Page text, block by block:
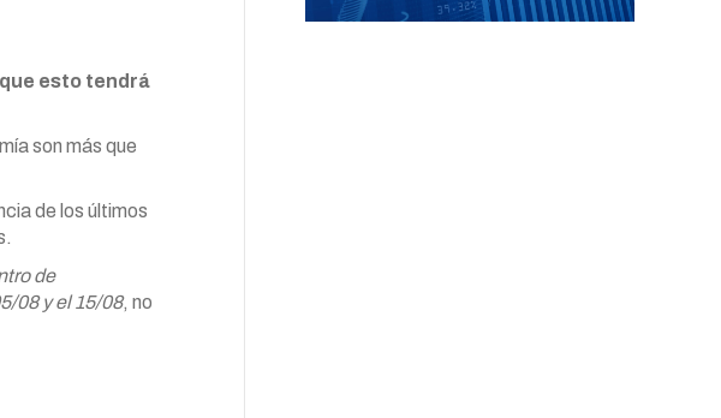
esto tendrá
son más que
de los últimos
de
08 y el 15/08, no